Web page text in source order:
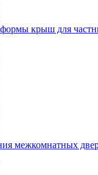
крыш для
межкомнатных